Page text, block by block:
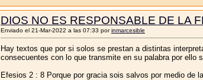
DIOS NO ES RESPONSABLE DE LA
Enviado el 21-Mar-2022 a las 07:33 porinmarcesible
Hay textos que por si solos se prestan a distintas
consecuentes con lo que transmite en su palabra por ello
Efesios 2 : 8 Porque por gracia sois salvos por medio de